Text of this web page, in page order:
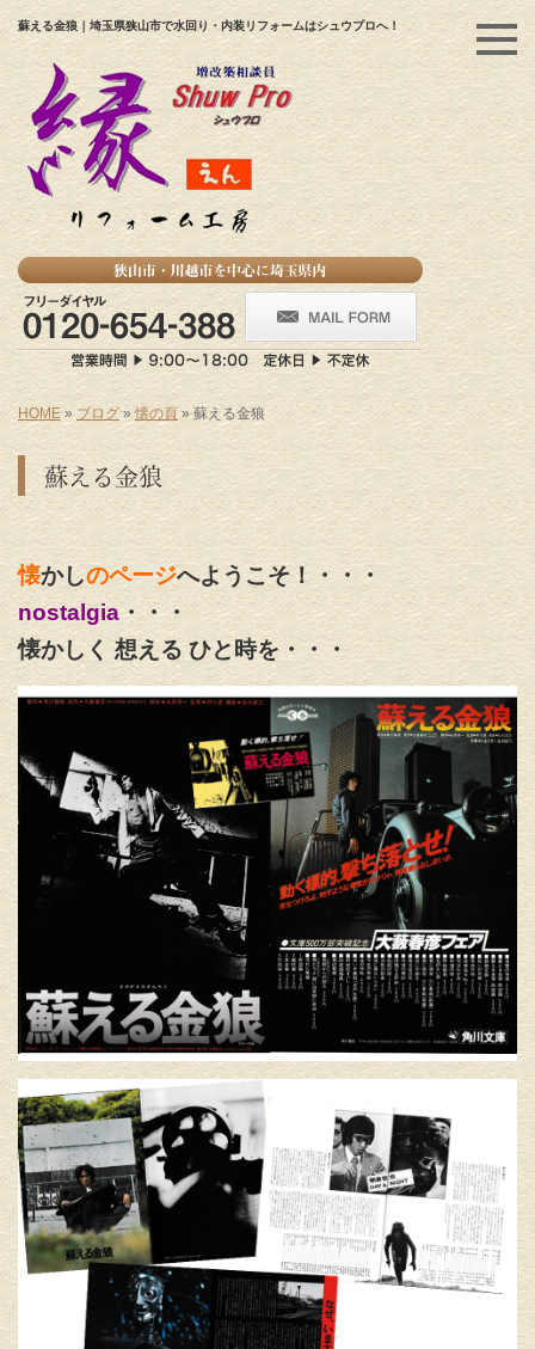
蘇える金狼｜埼玉県狭山市で水回り・内装リフォームはシュウプロへ！
HOME » ブログ» 懐の頁 »蘇える金狼
蘇える金狼
懐かしのページへようこそ！・・・
nostalgia・・・
懐かしく 想える ひと時を・・・